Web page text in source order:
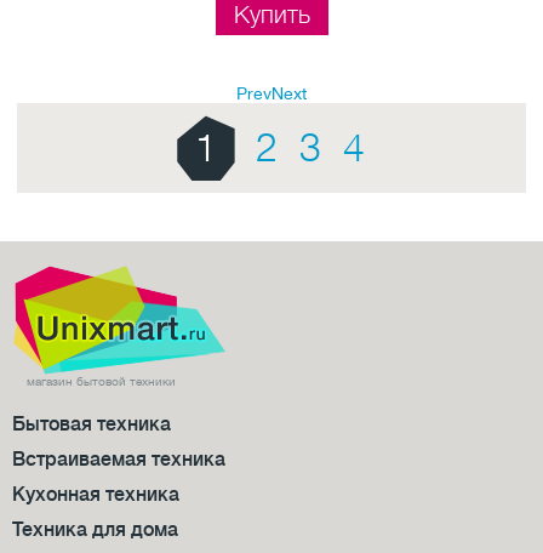
Купить
PrevNext
1 2 3 4
магазин бытовой техники
Бытовая техника
Встраиваемая техника
Кухонная техника
Техника для дома